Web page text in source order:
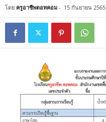
โดย ครูอาชีพดอทคอม - 15 กันยายน 2565